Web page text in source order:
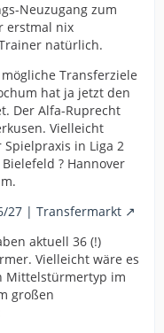
Neuzugang zum
erstmal nix
natürlich.
Transferziele
hat ja jetzt den
Der Alfa-Ruprecht
Vielleicht
in Liga 2
? Hannover
27 | Transfermarkt
aktuell 36 (!)
Vielleicht wäre es
Mittelstürmertyp im
großen